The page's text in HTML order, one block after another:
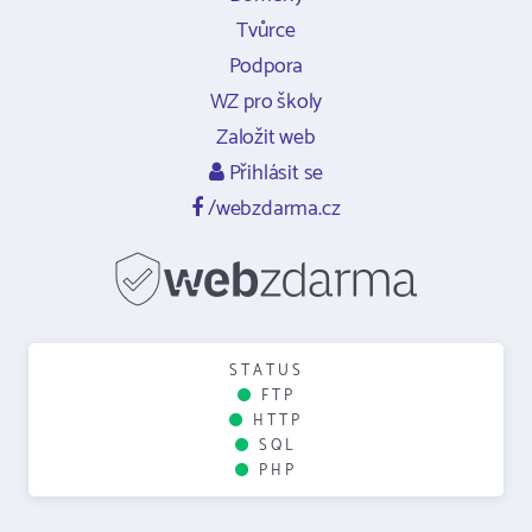
Tvůrce
Podpora
WZ pro školy
Založit web
Přihlásit se
/webzdarma.cz
STATUS
FTP
HTTP
SQL
PHP